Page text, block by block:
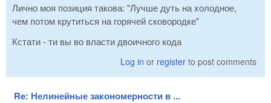
Лично моя позиция такова: "Лучше дуть на холодное,
чем потом крутиться на горячей сковородке"
Кстати - ти вы во власти двоичного кода
Log in or register to post comments
Re: Нелинейные закономерности в ...